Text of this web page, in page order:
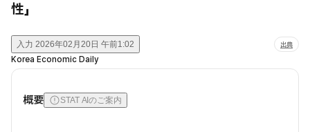
性」
入力 2026年02月20日 午前1:02 出典
Korea Economic Daily
概要 STAT AIのご案内